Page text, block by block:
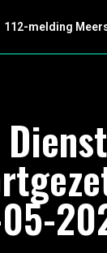
112-melding